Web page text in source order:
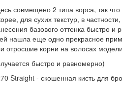
совмещено 2 типа ворса, так
для сухих текстур, в
базового оттенка быстро и
нашла еще одно прекрасное
отросшие корни на волосах
быстро и равномерно)
Straight - скошенная кисть для